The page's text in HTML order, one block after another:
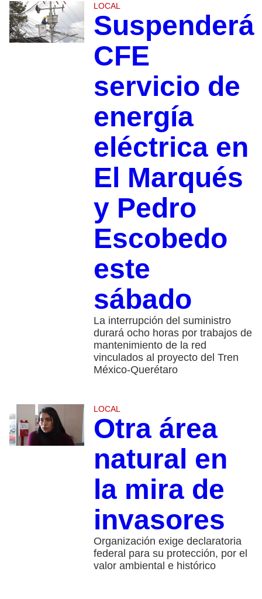
LOCAL
Suspenderá
CFE
servicio de
energía
eléctrica en
El Marqués
y Pedro
Escobedo
este
sábado
La interrupción del suministro
durará ocho horas por trabajos de
mantenimiento de la red
vinculados al proyecto del Tren
México-Querétaro
LOCAL
Otra área
natural en
la mira de
invasores
Organización exige declaratoria
federal para su protección, por el
valor ambiental e histórico